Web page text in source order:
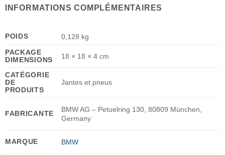
INFORMATIONS COMPLÉMENTAIRES
POIDS
0,128 kg
PACKAGE
DIMENSIONS
18 × 18 × 4 cm
CATÉGORIE
DE
PRODUITS
Jantes et pneus
FABRICANTE
BMW AG – Petuelring 130, 80809 München,
Germany
MARQUE BMW